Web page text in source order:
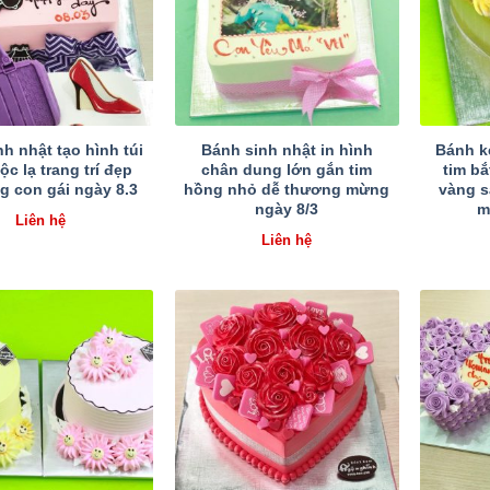
nhật tạo hình túi
lạ trang trí đẹp
con gái ngày 8.3
Liên hệ
Bánh sinh nhật in hình
chân dung lớn gắn tim
hồng nhỏ dễ thương mừng
ngày 8/3
Liên hệ
Bánh
tim
vàng